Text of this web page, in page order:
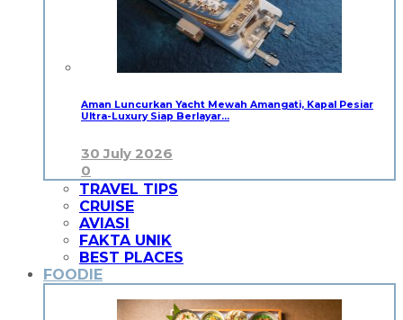
Aman Luncurkan Yacht Mewah Amangati, Kapal Pesiar
Ultra-Luxury Siap Berlayar…
30 July 2026
0
TRAVEL TIPS
CRUISE
AVIASI
FAKTA UNIK
BEST PLACES
FOODIE